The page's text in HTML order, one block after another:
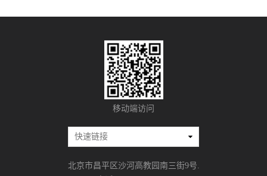
移动端访问
北京市昌平区沙河高教园南三街9号.